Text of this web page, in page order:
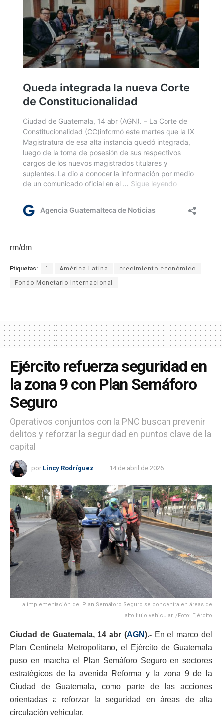
rm/dm
Etiquetas: ´ América Latina crecimiento económico
Fondo Monetario Internacional
Ejército refuerza seguridad en
la zona 9 con Plan Semáforo
Seguro
Operativos conjuntos con la PNC buscan prevenir
delitos y reforzar la seguridad en puntos clave de la
capital
por Lincy Rodríguez 14 de abril de 2026
La implementación del Plan Semáforo Seguro se concentra en áreas de
alto flujo vehicular. /Foto: Ejército
Ciudad de Guatemala, 14 abr (AGN).- En el marco del
Plan Centinela Metropolitano, el Ejército de Guatemala
puso en marcha el Plan Semáforo Seguro en sectores
estratégicos de la avenida Reforma y la zona 9 de la
Ciudad de Guatemala, como parte de las acciones
orientadas a reforzar la seguridad en áreas de alta
circulación vehicular.